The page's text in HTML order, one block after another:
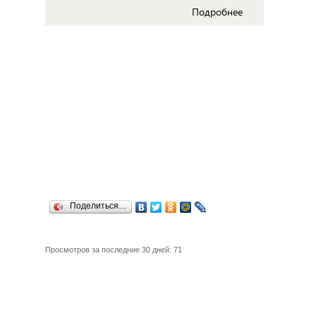
Подробнее
Поделиться…
Просмотров за последние 30 дней: 71